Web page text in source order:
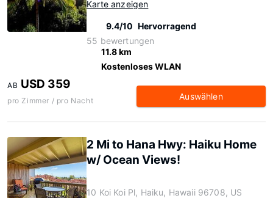
Karte anzeigen
9.4/10 Hervorragend
55 bewertungen
11.8 km
Kostenloses WLAN
AB USD 359
pro Zimmer / pro Nacht Auswählen
2 Mi to Hana Hwy: Haiku Home
w/ Ocean Views!
10 Koi Koi Pl, Haiku, Hawaii 96708, US